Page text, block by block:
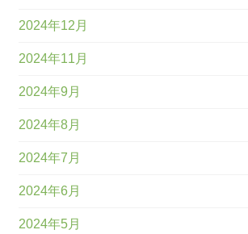
2024年12月
2024年11月
2024年9月
2024年8月
2024年7月
2024年6月
2024年5月